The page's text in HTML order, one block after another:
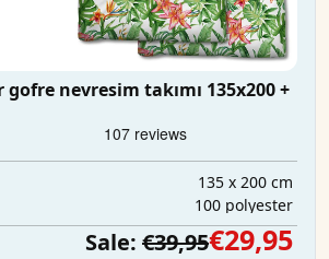
nevresim takımı 135x200 +
135 x 200 cm
100 polyester
Sale: €39,95€29,95